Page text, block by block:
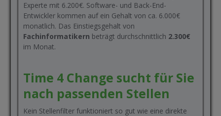
Experte mit 6.200€. Software- und Back-End-
Entwickler kommen auf ein Gehalt von ca. 6.000€
monatlich. Das Einstiegsgehalt von
Fachinformatikern beträgt durchschnittlich 2.300€
im Monat.
Time 4 Change sucht für Sie
nach passenden Stellen
Kein Stellenfilter funktioniert so gut wie eine direkte